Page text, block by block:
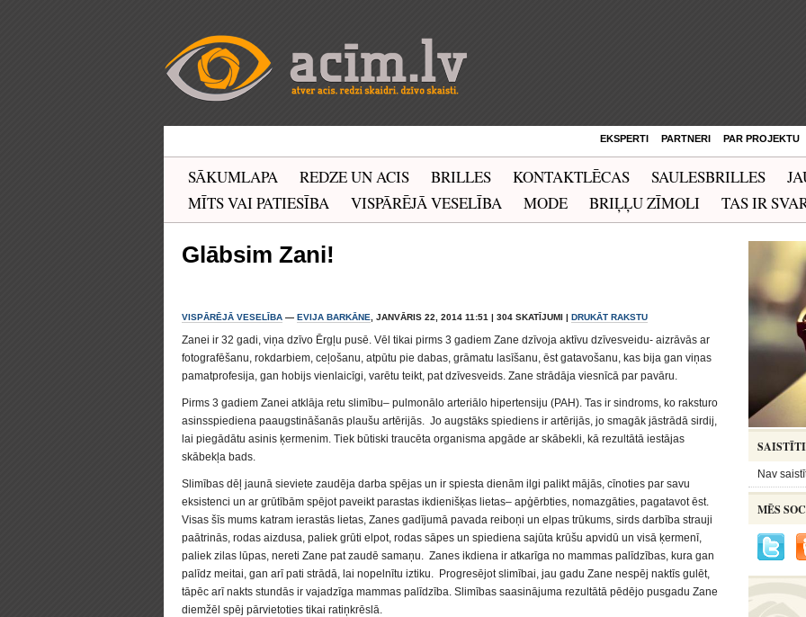
EKSPERTI PARTNERI PAR PROJEKTU
SĀKUMLAPA REDZE UN ACIS BRILLES KONTAKTLĒCAS SAULESBRILLES
MĪTS VAI PATIESĪBA
VISPĀRĒJĀ VESELĪBA MODE BRIĻĻU ZĪMOLI TAS IR
Glābsim Zani!
VISPĀRĒJĀ VESELĪBA — EVIJA BARKĀNE , JANVĀRIS 22, 2014 11:51 | 304 SKATĪJUMI | DRUKĀT RAKSTU
Zanei ir 32 gadi, viņa dzīvo Ērgļu pusē. Vēl tikai pirms 3 gadiem Zane dzīvoja aktīvu dzīvesveidu- aizrāvās ar
fotografēšanu, rokdarbiem, ceļošanu, atpūtu pie dabas, grāmatu lasīšanu, ēst gatavošanu, kas bija gan viņas
pamatprofesija, gan hobijs vienlaicīgi, varētu teikt, pat dzīvesveids. Zane strādāja viesnīcā par pavāru.
Pirms 3 gadiem Zanei atklāja retu slimību– pulmonālo arteriālo hipertensiju (PAH). Tas ir sindroms, ko raksturo
asinsspiediena paaugstināšanās plaušu artērijās. Jo augstāks spiediens ir artērijās, jo smagāk jāstrādā sirdij,
lai piegādātu asinis ķermenim. Tiek būtiski traucēta organisma apgāde ar skābekli, kā rezultātā iestājas
skābekļa bads.
Slimības dēļ jaunā sieviete zaudēja darba spējas un ir spiesta dienām ilgi palikt mājās, cīnoties par savu
eksistenci un ar grūtībām spējot paveikt parastas ikdienišķas lietas– apģērbties, nomazgāties, pagatavot ēst.
Visas šīs mums katram ierastās lietas, Zanes gadījumā pavada reiboņi un elpas trūkums, sirds darbība strauji
paātrinās, rodas aizdusa, paliek grūti elpot, rodas sāpes un spiediena sajūta krūšu apvidū un visā ķermenī,
paliek zilas lūpas, nereti Zane pat zaudē samaņu. Zanes ikdiena ir atkarīga no mammas palīdzības, kura gan
palīdz meitai, gan arī pati strādā, lai nopelnītu iztiku. Progresējot slimībai, jau gadu Zane nespēj naktīs gulēt,
tāpēc arī nakts stundās ir vajadzīga mammas palīdzība. Slimības saasinājuma rezultātā pēdējo pusgadu Zane
diemžēl spēj pārvietoties tikai ratiņkrēslā.
Nav
MĒS